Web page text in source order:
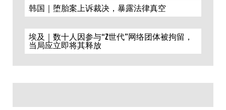
韩国｜堕胎案上诉裁决，暴露法律真空
埃及｜数十人因参与“Z世代”网络团体被拘留，
当局应立即将其释放